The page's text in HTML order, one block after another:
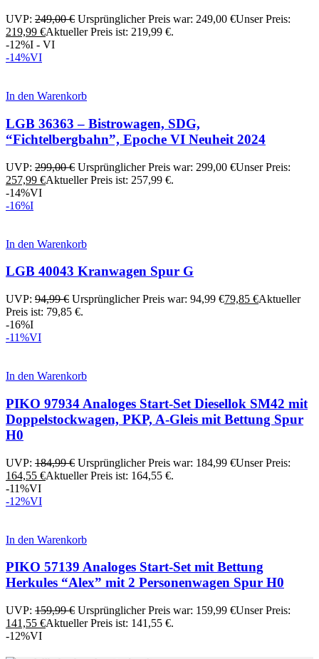
UVP: 249,00€ Ursprünglicher Preis war: 249,00 €Unser Preis:
219,99 €Aktueller Preis ist: 219,99 €.
-12%I - VI
-14%VI
In den Warenkorb
LGB 36363 – Bistrowagen, SDG,
“Fichtelbergbahn”, Epoche VI Neuheit 2024
UVP: 299,00€ Ursprünglicher Preis war: 299,00 €Unser Preis:
257,99 €Aktueller Preis ist: 257,99 €.
-14%VI
-16%I
In den Warenkorb
LGB 40043 Kranwagen Spur G
UVP: 94,99€ Ursprünglicher Preis war: 94,99 €79,85 €Aktueller
Preis ist: 79,85 €.
-16%I
-11%VI
In den Warenkorb
PIKO 97934 Analoges Start-Set Diesellok SM42 mit
Doppelstockwagen, PKP, A-Gleis mit Bettung Spur
H0
UVP: 184,99€ Ursprünglicher Preis war: 184,99 €Unser Preis:
164,55 €Aktueller Preis ist: 164,55 €.
-11%VI
-12%VI
In den Warenkorb
PIKO 57139 Analoges Start-Set mit Bettung
Herkules “Alex” mit 2 Personenwagen Spur H0
UVP: 159,99€ Ursprünglicher Preis war: 159,99 €Unser Preis:
141,55 €Aktueller Preis ist: 141,55 €.
-12%VI